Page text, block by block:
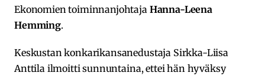
Ekonomien toiminnanjohtaja Hanna-Leena
Hemming.
Keskustan konkarikansanedustaja Sirkka-Liisa
Anttila ilmoitti sunnuntaina, ettei hän hyväksy